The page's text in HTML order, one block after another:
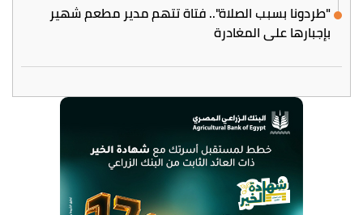
"طردونا بسبب الصلاة".. فتاة تتهم مدير مطعم شهير
بإجبارها على المغادرة